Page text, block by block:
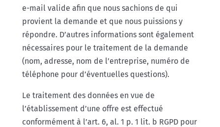
e-mail valide afin que nous sachions de qui
provient la demande et que nous puissions y
répondre. D’autres informations sont également
nécessaires pour le traitement de la demande
(nom, adresse, nom de l’entreprise, numéro de
téléphone pour d’éventuelles questions).
Le traitement des données en vue de
l’établissement d’une offre est effectué
conformément à l’art. 6, al. 1 p. 1 lit. b RGPD pour